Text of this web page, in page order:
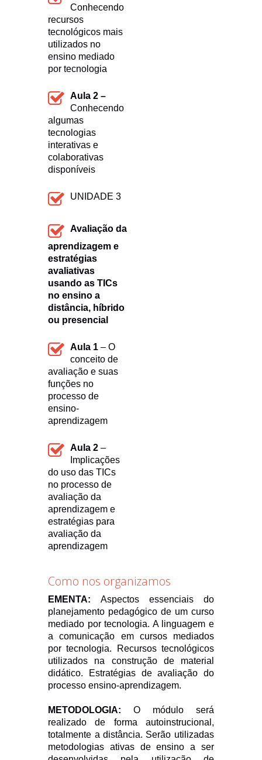
Conhecendo
recursos
tecnológicos mais
utilizados no
ensino mediado
por tecnologia
Aula 2 –
Conhecendo
algumas
tecnologias
interativas e
colaborativas
disponíveis
UNIDADE 3
Avaliação da
aprendizagem e
estratégias
avaliativas
usando as TICs
no ensino a
distância, híbrido
ou presencial
Aula 1 – O
conceito de
avaliação e suas
funções no
processo de
ensino-
aprendizagem
Aula 2 –
Implicações
do uso das TICs
no processo de
avaliação da
aprendizagem e
estratégias para
avaliação da
aprendizagem
Como nos organizamos
EMENTA:Aspectos essenciais do
planejamento pedagógico de um curso
mediado por tecnologia. A linguagem e
a comunicação em cursos mediados
por tecnologia. Recursos tecnológicos
utilizados na construção de material
didático. Estratégias de avaliação do
processo ensino-aprendizagem.
METODOLOGIA:O módulo será
realizado de forma autoinstrucional,
totalmente a distância. Serão utilizadas
metodologias ativas de ensino a ser